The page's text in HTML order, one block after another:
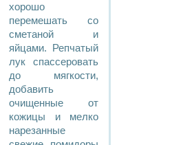
хорошо
перемешать со
сметаной и
яйцами. Репчатый
лук спассеровать
до мягкости,
добавить
очищенные от
кожицы и мелко
нарезанные